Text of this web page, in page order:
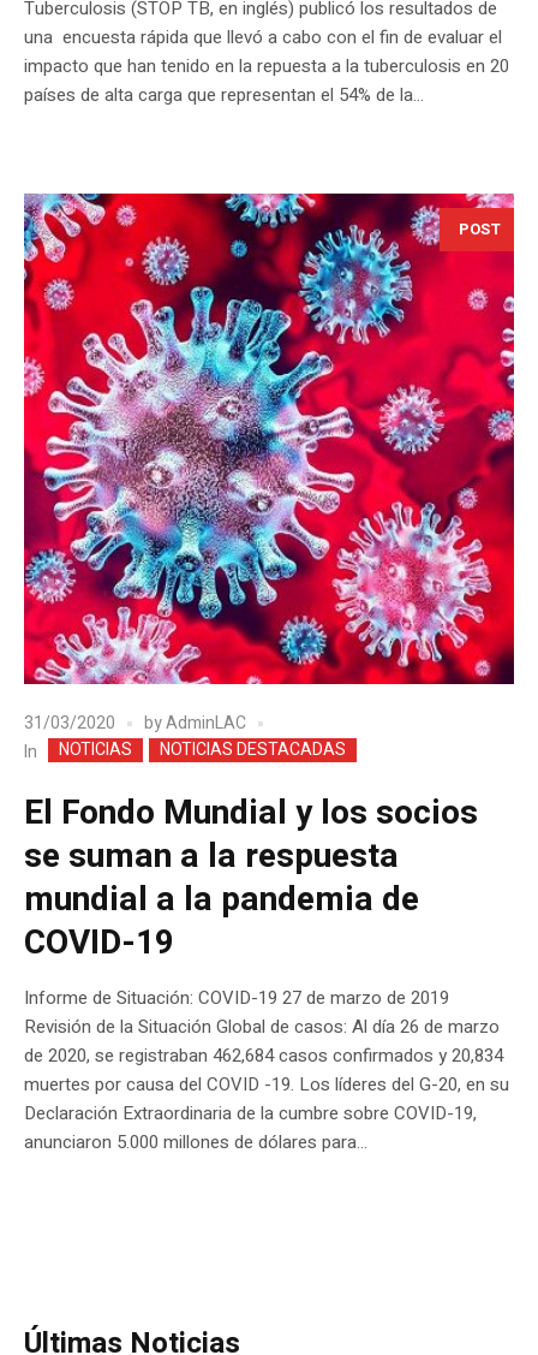
Tuberculosis (STOP TB, en inglés) publicó los resultados de
una encuesta rápida que llevó a cabo con el fin de evaluar el
impacto que han tenido en la repuesta a la tuberculosis en 20
países de alta carga que representan el 54% de la...
POST
31/03/2020 byAdminLAC
In
NOTICIAS NOTICIAS DESTACADAS
El Fondo Mundial y los socios
se suman a la respuesta
mundial a la pandemia de
COVID-19
Informe de Situación: COVID-19 27 de marzo de 2019
Revisión de la Situación Global de casos: Al día 26 de marzo
de 2020, se registraban 462,684 casos confirmados y 20,834
muertes por causa del COVID -19. Los líderes del G-20, en su
Declaración Extraordinaria de la cumbre sobre COVID-19,
anunciaron 5.000 millones de dólares para...
Últimas Noticias